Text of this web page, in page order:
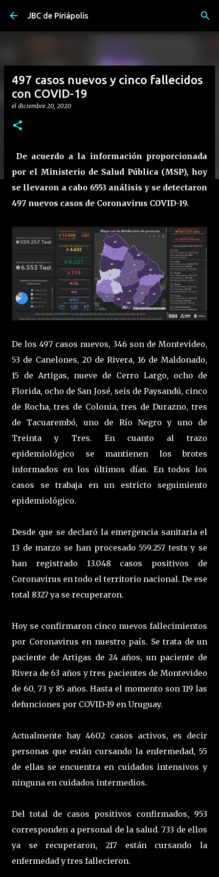
Ir al contenido principal
JBC de Piriápolis
497 casos nuevos y cinco fallecidos
con COVID-19
el diciembre 20, 2020
De acuerdo a la información proporcionada
por el Ministerio de Salud Pública (MSP), hoy
se llevaron a cabo 6553 análisis y se detectaron
497 nuevos casos de Coronavirus COVID-19.
De los 497 casos nuevos, 346 son de Montevideo,
53 de Canelones, 20 de Rivera, 16 de Maldonado,
15 de Artigas, nueve de Cerro Largo, ocho de
Florida, ocho de San José, seis de Paysandú, cinco
de Rocha, tres de Colonia, tres de Durazno, tres
de Tacuarembó, uno de Río Negro y uno de
Treinta y Tres. En cuanto al trazo
epidemiológico se mantienen los brotes
informados en los últimos días. En todos los
casos se trabaja en un estricto seguimiento
epidemiológico.
Desde que se declaró la emergencia sanitaria el
13 de marzo se han procesado 559.257 tests y se
han registrado 13.048 casos positivos de
Coronavirus en todo el territorio nacional. De ese
total 8327 ya se recuperaron.
Hoy se confirmaron cinco nuevos fallecimientos
por Coronavirus en nuestro país. Se trata de un
paciente de Artigas de 24 años, un paciente de
Rivera de 63 años y tres pacientes de Montevideo
de 60, 73 y 85 años. Hasta el momento son 119 las
defunciones por COVID-19 en Uruguay.
Actualmente hay 4602 casos activos, es decir
personas que están cursando la enfermedad, 55
de ellas se encuentra en cuidados intensivos y
ninguna en cuidados intermedios.
Del total de casos positivos confirmados, 953
corresponden a personal de la salud. 733 de ellos
ya se recuperaron, 217 están cursando la
enfermedad y tres fallecieron.